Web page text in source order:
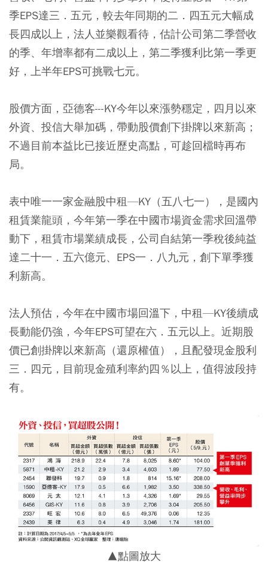
季EPS達三．五元，較去年同期的二．四五元大幅成
長四成以上，法人並樂觀看待，估計公司第二季營收
的季、年增率都有二成以上，第二季獲利比第一季更
好，上半年EPS可挑戰七元。
股價方面，亞德客---KY今年以來漲勢穩定，四月以來
外資、投信大舉加碼，帶動股價創下掛牌以來新高；
不過目前本益比已接近歷史高點，可趁回檔時再布
局。
表中唯一一家金融股中租—KY（五八七一），是國內
租賃業龍頭，今年第一季在中國市場資金需求回溫帶
動下，租賃市場業績成長，公司自結第一季稅後純益
達二十一．五六億元、EPS一．八九元，創下單季獲
利新高。
法人預估，今年在中國市場回溫下，中租—KY後續成
長動能仍強，今年EPS可望在六．五元以上。近期股
價已創掛牌以來新高（還原權值），且配發現金股利
三．四元，目前現金殖利率約四％以上，值得波段持
有。
▲點圖放大